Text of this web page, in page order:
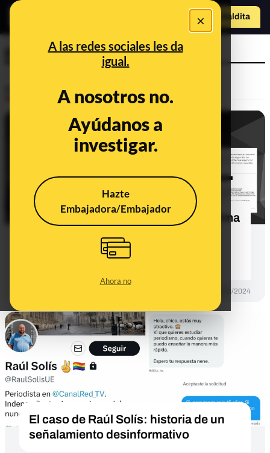
×
A las redes sociales les da
igual.
A nosotros no.
Ayúdanos a
investigar.
Hazte
Embajadora/Embajador
Ahora no
Hazte Maldit o
a
pedófilo
La teoría de la conspiración que afirma
abusó de un menor cuando era
15/10/2024
El caso de Raúl Solís: historia de un
señalamiento desinformativo